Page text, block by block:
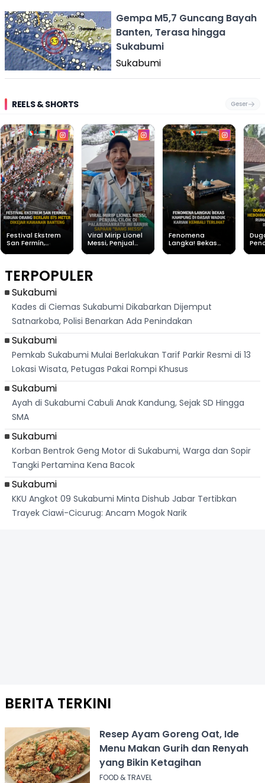
Gempa M5,7 Guncang Bayah
Banten, Terasa hingga
Sukabumi
Sukabumi
REELS & SHORTS Geser
Festival Ekstrem
San Fermín,
Banteng
Viral Mirip Lionel
Messi, Penjual
"Bang Messi"
Fenomena
Langka! Bekas
TERPOPULER
Sukabumi
Kades di Ciemas Sukabumi Dikabarkan Dijemput
Satnarkoba, Polisi Benarkan Ada Penindakan
Sukabumi
Pemkab Sukabumi Mulai Berlakukan Tarif Parkir Resmi di 13
Lokasi Wisata, Petugas Pakai Rompi Khusus
Sukabumi
Ayah di Sukabumi Cabuli Anak Kandung, Sejak SD Hingga
SMA
Sukabumi
Korban Bentrok Geng Motor di Sukabumi, Warga dan Sopir
Tangki Pertamina Kena Bacok
Sukabumi
KKU Angkot 09 Sukabumi Minta Dishub Jabar Tertibkan
Trayek Ciawi-Cicurug: Ancam Mogok Narik
BERITA TERKINI
Resep Ayam Goreng Oat, Ide
Menu Makan Gurih dan Renyah
yang Bikin Ketagihan
FOOD & TRAVEL